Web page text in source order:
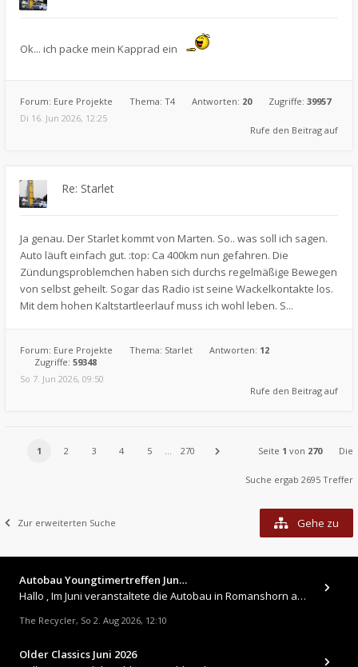
Ok... ich packe mein Kapprad ein
Forum: Eure Projekte Thema: T4 Antworten: 20 Zugriffe: 39957
Di 16. Jun 2026, 12:25
Rufe den Beitrag auf
Re: Starlet
Ja genau. Der Starlet kommt von Marten. So.. was soll ich sagen.
Auto läuft einfach gut. :top: Ca 400km nun gefahren. Die
Zündungsproblemchen haben sich durchs regelmäßige Bewegen
von selbst geheilt. Sogar das Radio ist seine Wackelkontakte los.
Mit dem hohen Kaltstartleerlauf muss ich wohl leben. S...
Forum: Eure Projekte Thema: Starlet Antworten: 12
Zugriffe: 59348
So 7. Jun 2026, 09:50
Rufe den Beitrag auf
1 2 3 4 5 … 270 Seite 1 von 270 Die
Suche ergab 2695 Treffer
Zur erweiterten Suche Gehe zu
Autobau Youngtimertreffen Jun…
Hallo , Im Juni veranstaltete die Autobau in Romanshorn auf ihrem Gelände ein kleines Youngtimertreffen : https://up.
The Recycler, So 2. Aug 2026, 12:10
Older Classics Juni 2026